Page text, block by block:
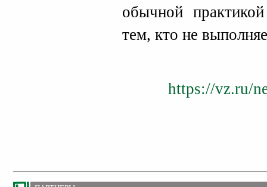
обычной
тем, кто не
https://vz.ru/